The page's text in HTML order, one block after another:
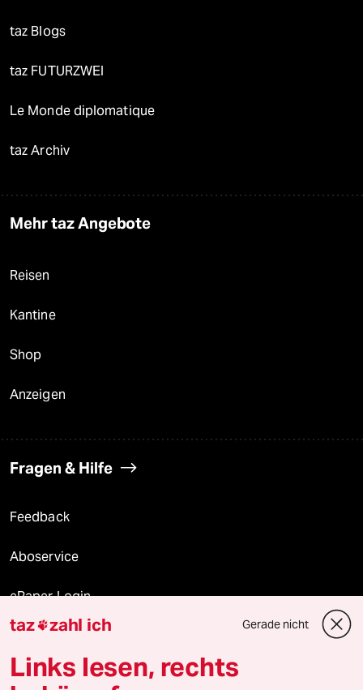
taz Blogs
taz FUTURZWEI
Le Monde diplomatique
taz Archiv
Mehr taz Angebote
Reisen
Kantine
Shop
Anzeigen
Fragen & Hilfe
Feedback
Aboservice
ePaper Login
Downloads für Abonnierende
taz zahl ich Gerade nicht
Links lesen, rechts